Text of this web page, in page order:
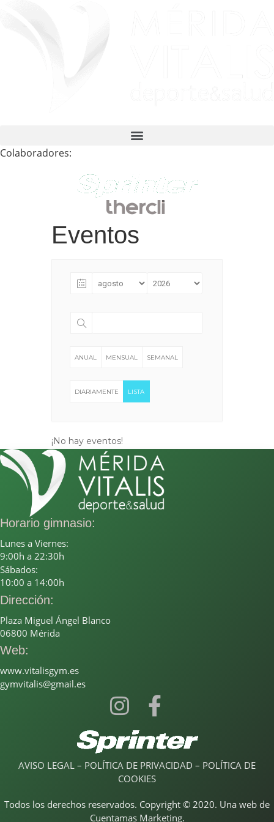
Colaboradores:
Eventos
ANUAL MENSUAL SEMANAL
DIARIAMENTE LISTA
¡No hay eventos!
Horario gimnasio:
Lunes a Viernes:
9:00h a 22:30h
Sábados:
10:00 a 14:00h
Dirección:
Plaza Miguel Ángel Blanco
06800 Mérida
Web:
www.vitalisgym.es
gymvitalis@gmail.es
AVISO LEGAL – POLÍTICA DE PRIVACIDAD – POLÍTICA DE
COOKIES
Todos los derechos reservados. Copyright © 2020. Una web de
Cuentamas Marketing.